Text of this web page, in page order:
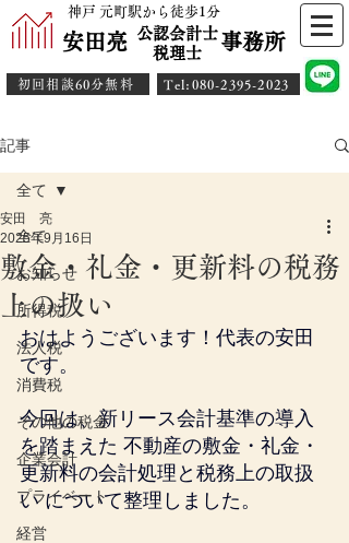
神戸 元町駅から徒歩1分
安田亮 事務所
公認会計士
​税理士
初回相談60分無料 ​Tel:080-2395-2023
記事
全て
お知らせ
所得税
法人税
消費税
その他の税金
企業会計
プライベート
経営
全て
敷金・礼金・更新料の税務
上の扱い
安田 亮
2025年9月16日
おはようございます！代表の安田
です。
今回は、新リース会計基準の導入
を踏まえた 不動産の敷金・礼金・
更新料の会計処理と税務上の取扱
い について整理しました。